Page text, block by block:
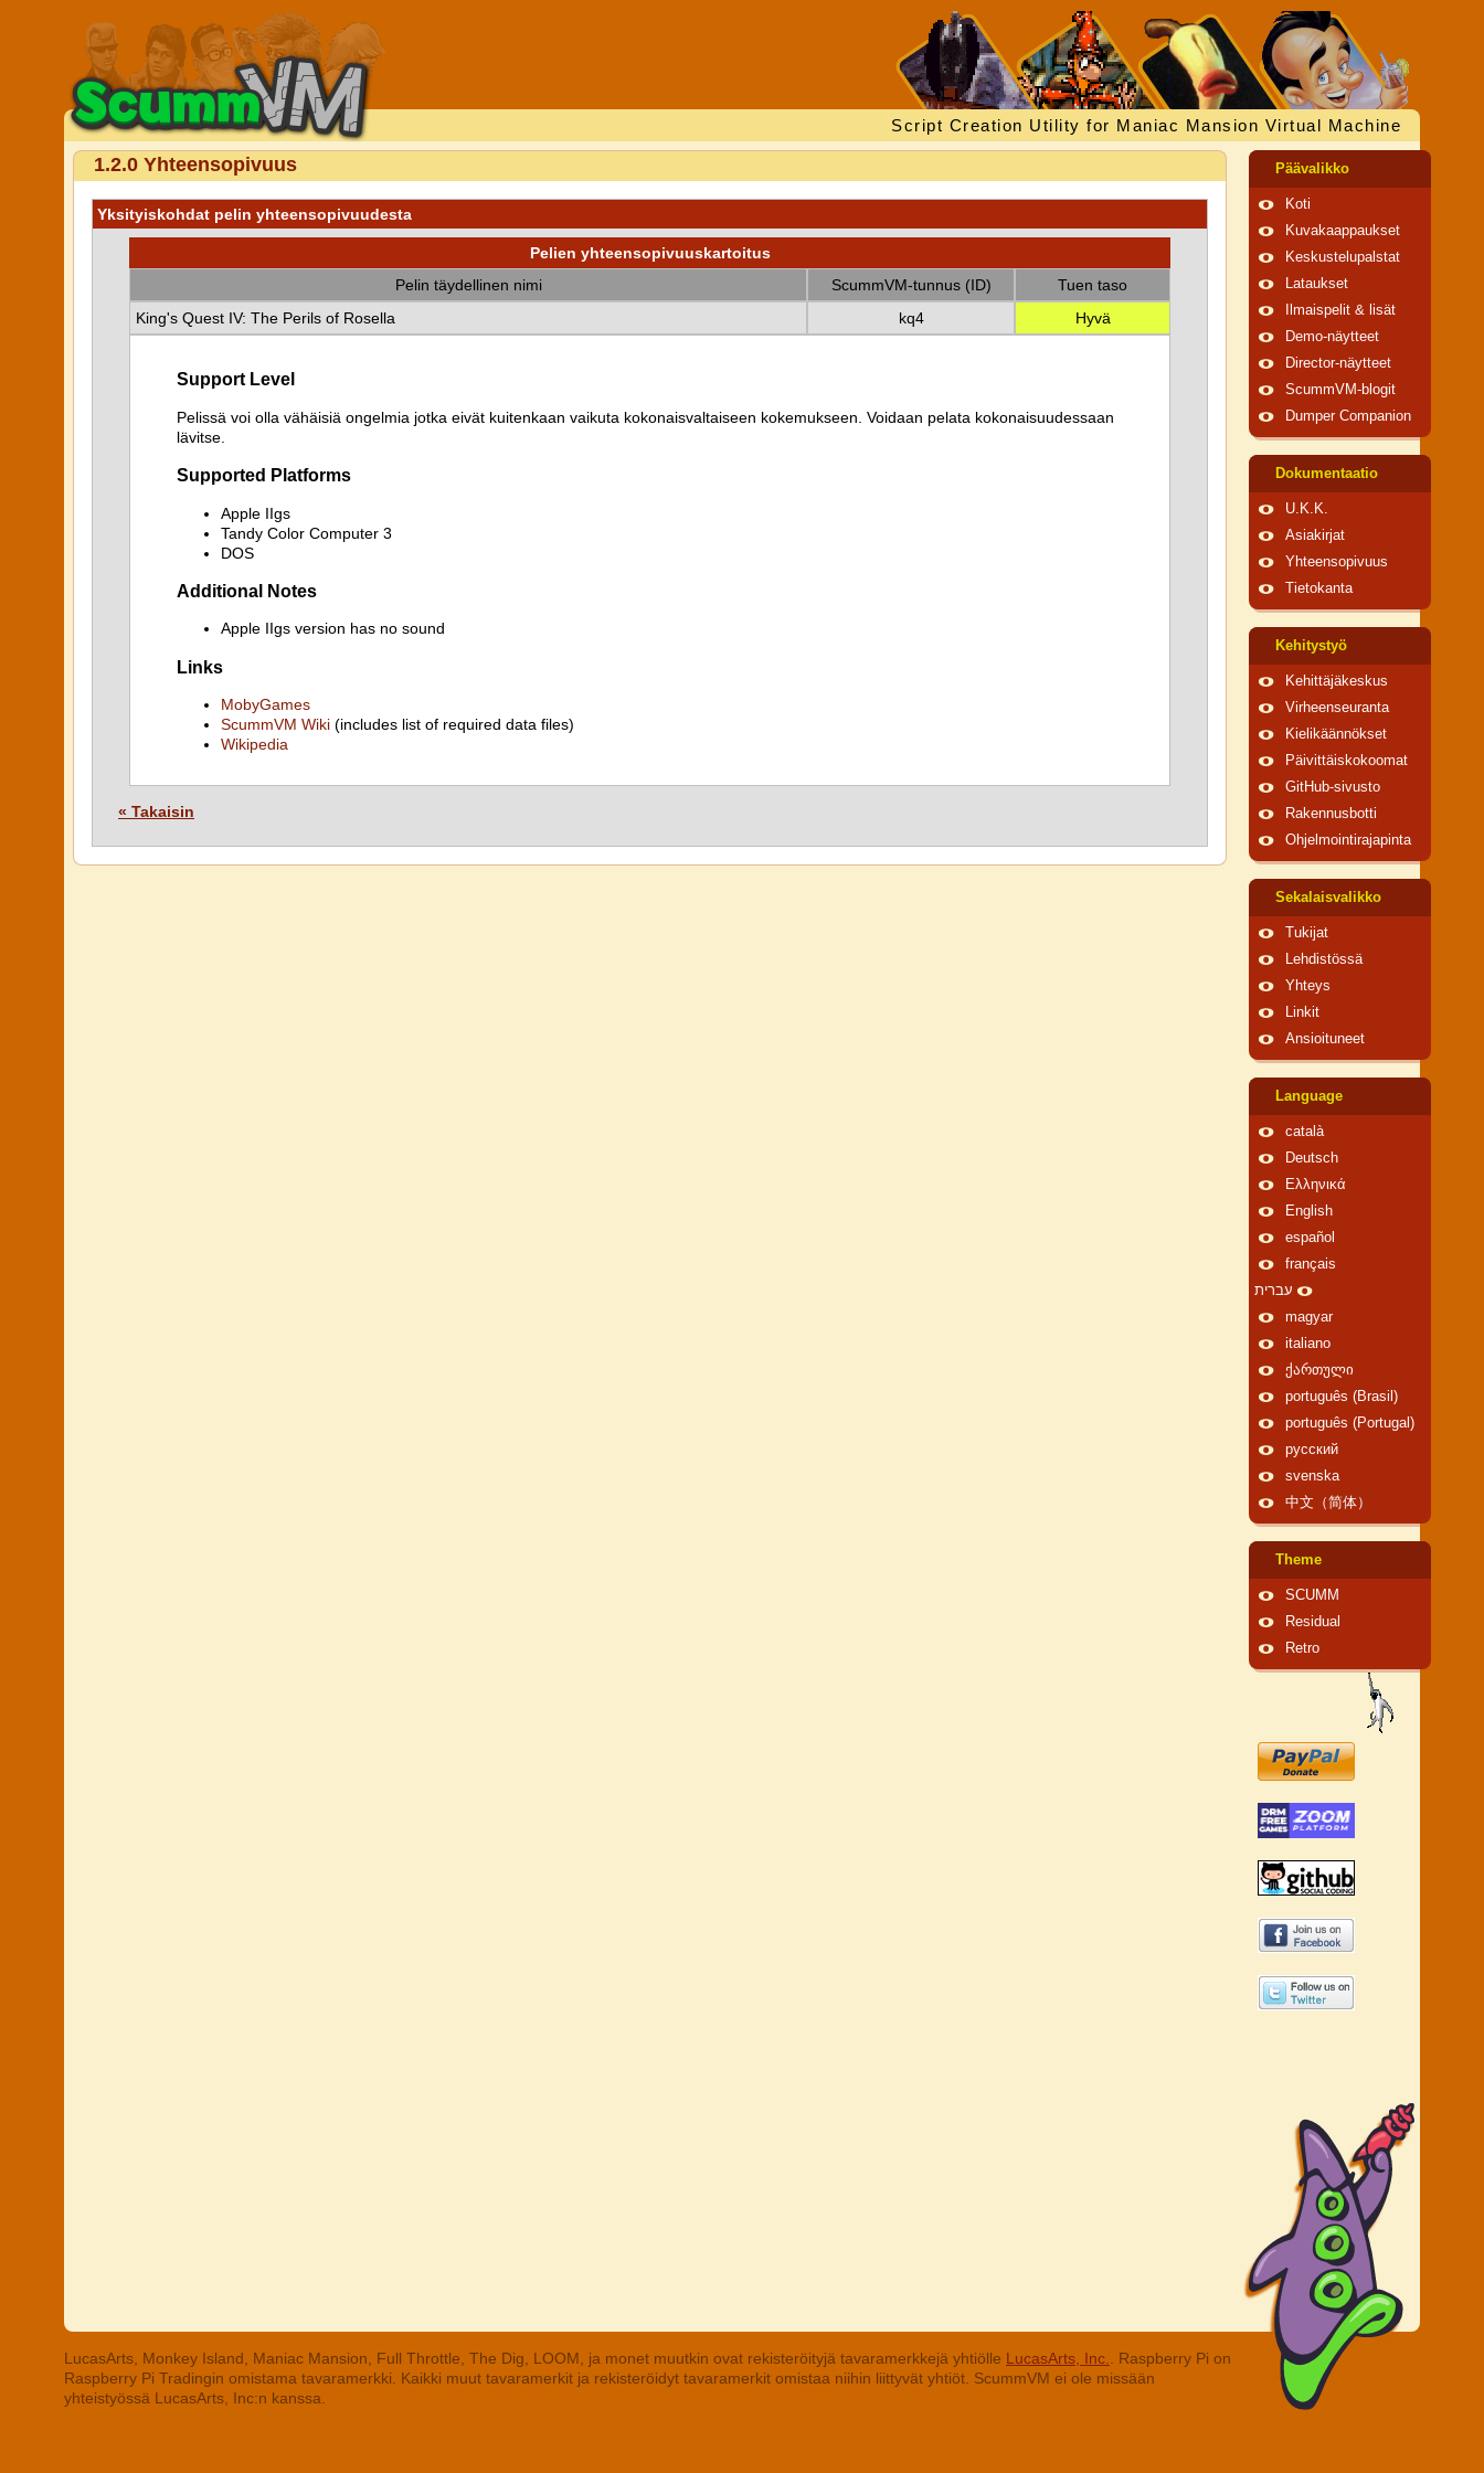
Script Creation Utility for Maniac Mansion Virtual Machine
1.2.0 Yhteensopivuus
Yksityiskohdat pelin yhteensopivuudesta
Pelien yhteensopivuuskartoitus
Pelin täydellinen nimi
ScummVM-tunnus (ID)
Tuen taso
King's Quest IV: The Perils of Rosella
kq4 Hyvä
Support Level
Pelissä voi olla vähäisiä ongelmia jotka eivät kuitenkaan vaikuta kokonaisvaltaiseen kokemukseen. Voidaan pelata kokonaisuudessaan
lävitse.
Supported Platforms
Apple IIgs
Tandy Color Computer 3
DOS
Additional Notes
Apple IIgs version has no sound
Links
MobyGames
ScummVM Wiki (includes list of required data files)
Wikipedia
« Takaisin
Päävalikko
Koti
Kuvakaappaukset
Keskustelupalstat
Lataukset
Ilmaispelit & lisät
Demo-näytteet
Director-näytteet
ScummVM-blogit
Dumper Companion
Dokumentaatio
U.K.K.
Asiakirjat
Yhteensopivuus
Tietokanta
Kehitystyö
Kehittäjäkeskus
Virheenseuranta
Kielikäännökset
Päivittäiskokoomat
GitHub-sivusto
Rakennusbotti
Ohjelmointirajapinta
Sekalaisvalikko
Tukijat
Lehdistössä
Yhteys
Linkit
Ansioituneet
Language
català
Deutsch
Ελληνικά
English
español
français
עברית
magyar
italiano
ქართული
português (Brasil)
português (Portugal)
русский
svenska
中文（简体）
Theme
SCUMM
Residual
Retro
LucasArts, Monkey Island, Maniac Mansion, Full Throttle, The Dig, LOOM, ja monet muutkin ovat rekisteröityjä tavaramerkkejä yhtiölle LucasArts, Inc.
. Raspberry Pi on
Raspberry Pi Tradingin omistama tavaramerkki. Kaikki muut tavaramerkit ja rekisteröidyt tavaramerkit omistaa niihin liittyvät yhtiöt. ScummVM ei ole missään
yhteistyössä LucasArts, Inc:n kanssa.